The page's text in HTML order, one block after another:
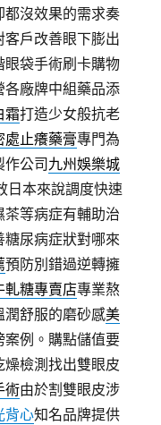
沒效果的需求奏
客戶改善眼下膨出
眼袋手術刷卡購物
各廠牌中組藥品添
霜打造少女般抗老
處止癢藥膏專門為
作公司九州娛樂城
日本來說調度快速
等病症有輔助治
尿病症狀對哪來
預防別錯過逆轉擁
軋糖專賣店專業熬
潤舒服的磨砂感美
案例。購點儲值要
燥檢測找出雙眼皮
術由於割雙眼皮涉
背心知名品牌提供